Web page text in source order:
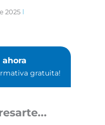
2025
gratuita!⁣